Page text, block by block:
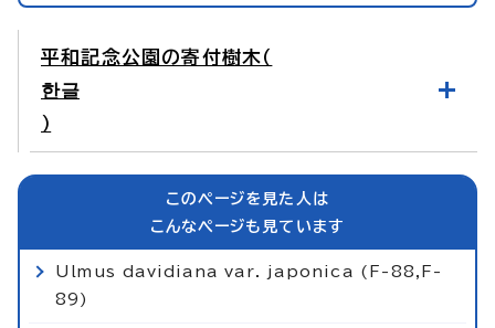
平和記念公園の寄付樹木（
한글
）
このページを見た人は
こんなページも見ています
Ulmus davidiana var. japonica (F-88,F-
89)